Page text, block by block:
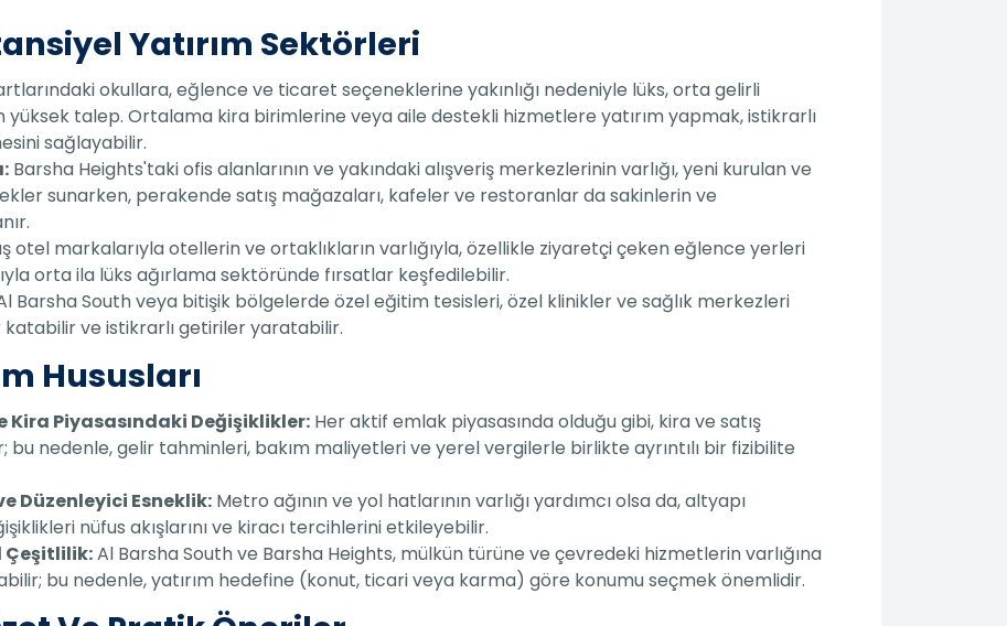
Yatırım Sektörleri
okullara, eğlence ve ticaret seçeneklerine yakınlığı nedeniyle lüks, orta gelirli
yüksek talep. Ortalama kira birimlerine veya aile destekli hizmetlere yatırım yapmak, istikrarlı
sağlayabilir.
Barsha Heights'taki ofis alanlarının ve yakındaki alışveriş merkezlerinin varlığı, yeni kurulan ve
sunarken, perakende satış mağazaları, kafeler ve restoranlar da sakinlerin ve
otel markalarıyla otellerin ve ortaklıkların varlığıyla, özellikle ziyaretçi çeken eğlence yerleri
orta ila lüks ağırlama sektöründe fırsatlar keşfedilebilir.
Barsha South veya bitişik bölgelerde özel eğitim tesisleri, özel klinikler ve sağlık merkezleri
ve istikrarlı getiriler yaratabilir.
Hususları
Piyasasındaki Değişiklikler: Her aktif emlak piyasasında olduğu gibi, kira ve satış
bu nedenle, gelir tahminleri, bakım maliyetleri ve yerel vergilerle birlikte ayrıntılı bir fizibilite
Düzenleyici Esneklik: Metro ağının ve yol hatlarının varlığı yardımcı olsa da, altyapı
nüfus akışlarını ve kiracı tercihlerini etkileyebilir.
Çeşitlilik:Al Barsha South ve Barsha Heights, mülkün türüne ve çevredeki hizmetlerin varlığına
bu nedenle, yatırım hedefine (konut, ticari veya karma) göre konumu seçmek önemlidir.